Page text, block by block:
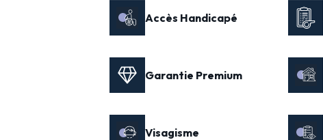
Accès Handicapé
Garantie Premium
Visagisme